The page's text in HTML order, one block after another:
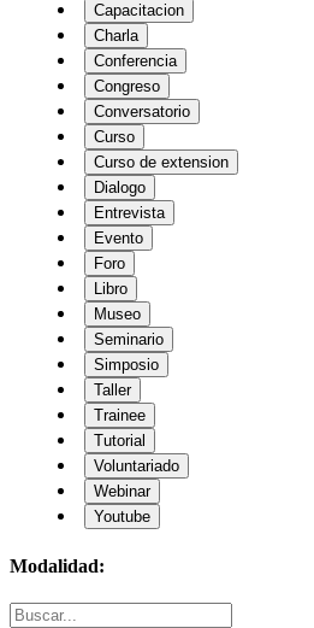
Capacitacion
Charla
Conferencia
Congreso
Conversatorio
Curso
Curso de extension
Dialogo
Entrevista
Evento
Foro
Libro
Museo
Seminario
Simposio
Taller
Trainee
Tutorial
Voluntariado
Webinar
Youtube
Modalidad: